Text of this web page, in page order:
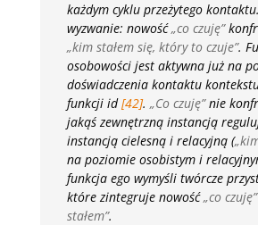
każdym cyklu przeżytego
wyzwanie: nowość„co czuję”
„kim stałem się, który to czuje”.
osobowości jest aktywna już na
doświadczenia kontaktu
funkcji id[42]. „Co czuję”nie
jakąś zewnętrzną instancją
instancją cielesną i relacyjną (
na poziomie osobistym i
funkcja ego wymyśli twórcze
które zintegruje nowość„co czuję”
stałem”.